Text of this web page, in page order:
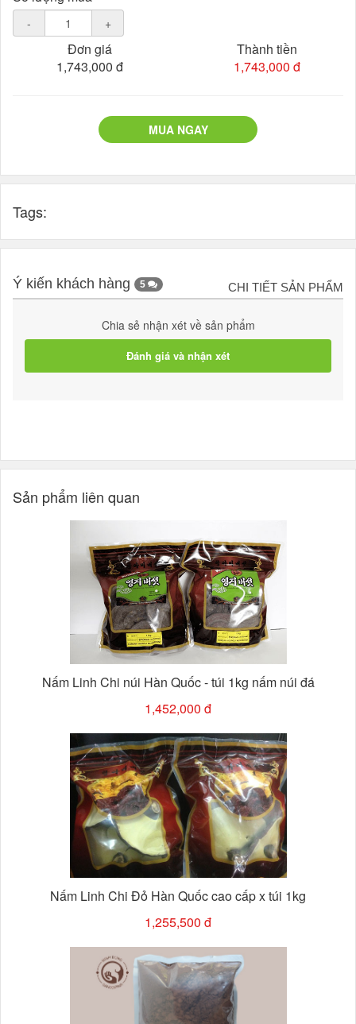
- +
Đơn giá
1,743,000 đ
Thành tiền
1,743,000 đ
MUA NGAY
Tags:
Ý kiến khách hàng 5 CHI TIẾT SẢN PHẨM
Chia sẻ nhận xét về sản phẩm
Đánh giá và nhận xét
Sản phẩm liên quan
Nấm Linh Chi núi Hàn Quốc - túi 1kg nấm núi đá
1,452,000 đ
Nấm Linh Chi Đỏ Hàn Quốc cao cấp x túi 1kg
1,255,500 đ